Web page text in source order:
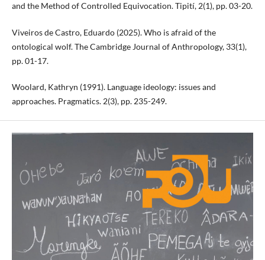
and the Method of Controlled Equivocation. Tipití, 2(1), pp. 03-20.
Viveiros de Castro, Eduardo (2025). Who is afraid of the
ontological wolf. The Cambridge Journal of Anthropology, 33(1),
pp. 01-17.
Woolard, Kathryn (1991). Language ideology: issues and
approaches. Pragmatics. 2(3), pp. 235-249.